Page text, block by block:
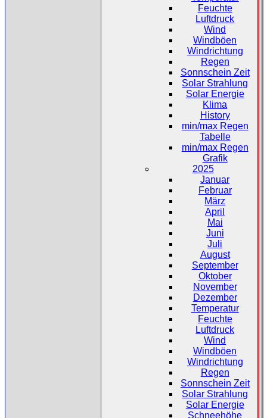
Feuchte
Luftdruck
Wind
Windböen
Windrichtung
Regen
Sonnschein Zeit
Solar Strahlung
Solar Energie
Klima
History
min/max Regen
Tabelle
min/max Regen
Grafik
2025
Januar
Februar
März
April
Mai
Juni
Juli
August
September
Oktober
November
Dezember
Temperatur
Feuchte
Luftdruck
Wind
Windböen
Windrichtung
Regen
Sonnschein Zeit
Solar Strahlung
Solar Energie
Schneehöhe